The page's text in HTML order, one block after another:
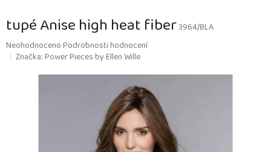
tupé Anise high heat fiber3964/BLA
Průměrné
hodnocení
NeohodnocenoPodrobnosti hodnocení
Značka:Power Pieces by Ellen Wille